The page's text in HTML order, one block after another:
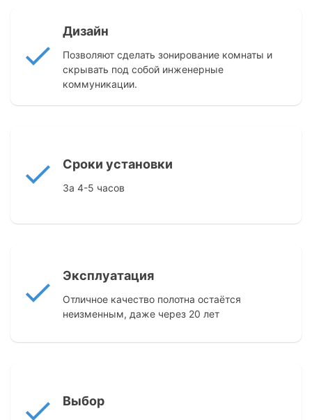
Дизайн
Позволяют сделать зонирование комнаты и
скрывать под собой инженерные
коммуникации.
Сроки установки
За 4-5 часов
Эксплуатация
Отличное качество полотна остаётся
неизменным, даже через 20 лет
Выбор